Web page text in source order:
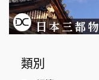
類別